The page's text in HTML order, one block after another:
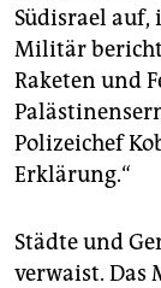
Südisrael auf,
Militär
Raketen und
Polizeichef
Erklärung.“
Städte und
verwaist.